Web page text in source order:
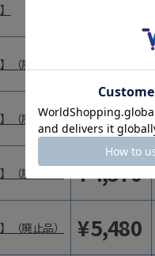
（廃止品） ¥3,490
（廃止品） ¥3,830
（廃止品） ¥4,570
（廃止品） ¥5,480